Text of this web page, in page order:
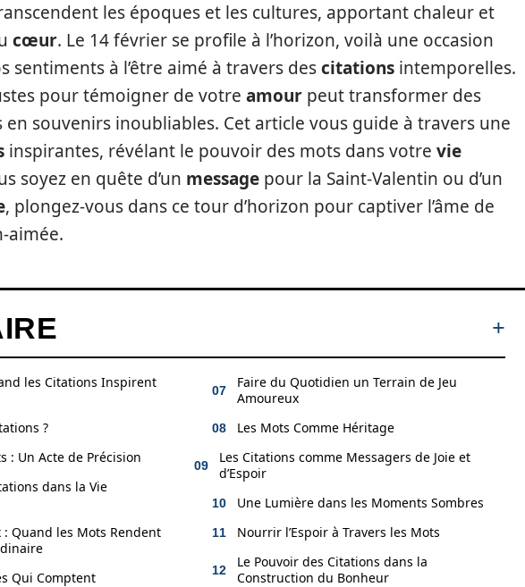
les époques et les cultures, apportant chaleur et
cœur. Le 14 février se profile à l’horizon, voilà une occasion
sentiments à l’être aimé à travers descitations intemporelles.
pour témoigner de votre amour peut transformer des
souvenirs inoubliables. Cet article vous guide à travers une
inspirantes, révélant le pouvoir des mots dans votre vie
soyez en quête d’un message pour la Saint-Valentin ou d’un
, plongez-vous dans ce tour d’horizon pour captiver l’âme de
aimée.
les Citations Inspirent
?
: Un Acte de Précision
dans la Vie
: Quand les Mots Rendent
Qui Comptent
Faire du Quotidien un Terrain de Jeu
Amoureux
Les Mots Comme Héritage
Les Citations comme Messagers de Joie et
d’Espoir
Une Lumière dans les Moments Sombres
Nourrir l’Espoir à Travers les Mots
Le Pouvoir des Citations dans la
Construction du Bonheur